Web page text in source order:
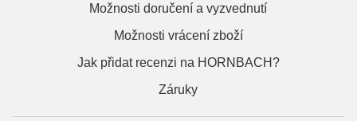
Možnosti doručení a vyzvednutí
Možnosti vrácení zboží
Jak přidat recenzi na HORNBACH?
Záruky